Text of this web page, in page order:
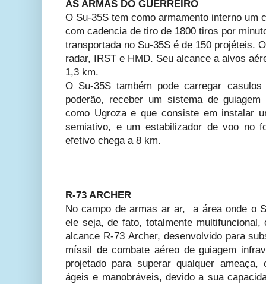
AS ARMAS DO GUERREIRO
O Su-35S tem como armamento interno um
com cadencia de tiro de 1800 tiros por
transportada no Su-35S é de 150 projéteis.
radar, IRST e HMD. Seu alcance a alvos
1,3 km.
O Su-35S também pode carregar
poderão, receber um sistema de
como Ugroza e que consiste em instalar
semiativo, e um estabilizador de voo no
efetivo chega a 8 km.
R-73 ARCHER
No campo de armas ar ar, a área onde o
ele seja, de fato, totalmente
alcance R-73 Archer, desenvolvido para
míssil de combate aéreo de guiagem
projetado para superar qualquer
ágeis e manobráveis, devido a sua